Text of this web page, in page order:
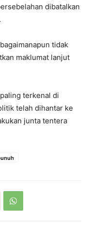
dibatalkan
tidak
maklumat lanjut
terkenal di
telah dihantar ke
junta tentera